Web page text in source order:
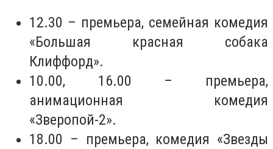
12.30 – премьера, семейная комедия
«Большая красная собака
Клиффорд».
10.00, 16.00 – премьера,
анимационная комедия
«Зверопой-2».
18.00 – премьера, комедия «Звезды